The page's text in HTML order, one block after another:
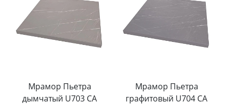
Мрамор Пьетра
дымчатый U703 CA
Мрамор Пьетра
графитовый U704 CA